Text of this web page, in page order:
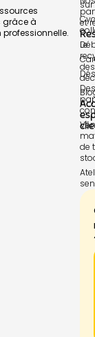
grâce à
et
Le
des
sur
de